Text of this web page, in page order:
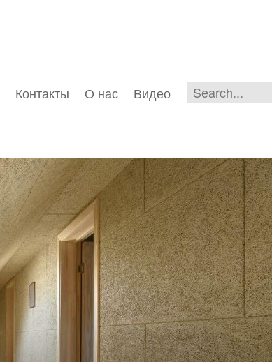
Контакты О нас Видео